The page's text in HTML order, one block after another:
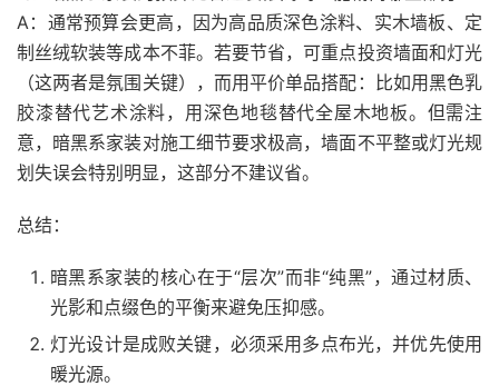
A：通常预算会更高，因为高品质深色涂料、实木墙板、定
制丝绒软装等成本不菲。若要节省，可重点投资墙面和灯光
（这两者是氛围关键），而用平价单品搭配：比如用黑色乳
胶漆替代艺术涂料，用深色地毯替代全屋木地板。但需注
意，暗黑系家装对施工细节要求极高，墙面不平整或灯光规
划失误会特别明显，这部分不建议省。
总结：
暗黑系家装的核心在于“层次”而非“纯黑”，通过材质、
光影和点缀色的平衡来避免压抑感。
灯光设计是成败关键，必须采用多点布光，并优先使用
暖光源。